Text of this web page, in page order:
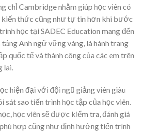
chỉ Cambridge nhằm giúp học viên có
kiến thức cũng như tự tin hơn khi bước
học tại SADEC Education mang đến
Anh ngữ vững vàng, là hành trang
quốc tế và thành công của các em trên
lai.
hiện đại với đội ngũ giảng viên giàu
sát sao tiến trình học tập của học viên.
học viên sẽ được kiểm tra, đánh giá
hợp cũng như định hướng tiến trình